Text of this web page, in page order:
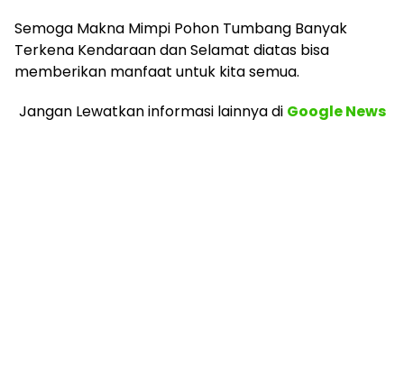
Semoga Makna Mimpi Pohon Tumbang Banyak
Terkena Kendaraan dan Selamat diatas bisa
memberikan manfaat untuk kita semua.
Jangan Lewatkan informasi lainnyadi Google News